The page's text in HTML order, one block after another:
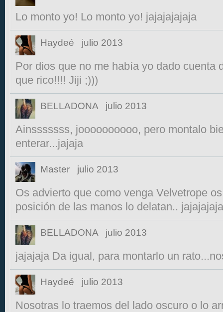
Lo monto yo! Lo monto yo! jajajajajaja
Haydeé julio 2013
Por dios que no me había yo dado cuenta
que rico!!!! Jiji ;)))
BELLADONA julio 2013
Ainsssssss, joooooooooo, pero montalo
enterar...jajaja
Master julio 2013
Os advierto que como venga Velvetrope
posición de las manos lo delatan..
BELLADONA julio 2013
jajajaja Da igual, para montarlo un
Haydeé julio 2013
Nosotras lo traemos del lado oscuro o lo